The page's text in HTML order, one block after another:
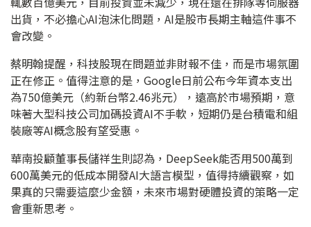
出貨，不必擔心AI泡沫化問題，AI是股市長期主軸這件事不
會改變。
蔡明翰提醒，科技股現在問題並非財報不佳，而是市場氛圍
正在修正。值得注意的是，Google日前公布今年資本支出
為750億美元（約新台幣2.46兆元），遠高於市場預期，意
味著大型科技公司加碼投資AI不手軟，短期仍是台積電和組
裝廠等AI概念股有望受惠。
華南投顧董事長儲祥生則認為，DeepSeek能否用500萬到
600萬美元的低成本開發AI大語言模型，值得持續觀察，如
果真的只需要這麼少金額，未來市場對硬體投資的策略一定
會重新思考。